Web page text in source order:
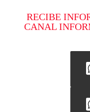
RECIBE
CANAL